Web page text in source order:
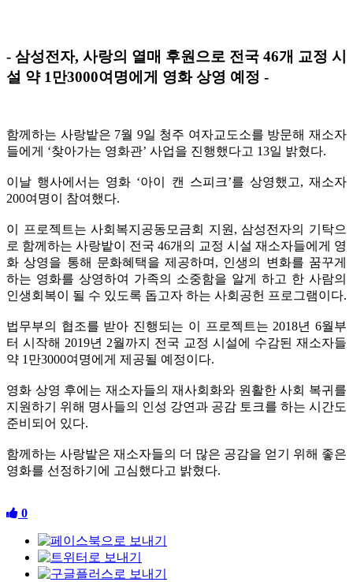
- 삼성전자, 사랑의 열매 후원으로 전국 46개 교정 시
설 약 1만3000여명에게 영화 상영 예정 -
함께하는 사랑밭은 7월 9일 청주 여자교도소를 방문해 재소자
들에게 ‘찾아가는 영화관’ 사업을 진행했다고 13일 밝혔다.
이날 행사에서는 영화 ‘아이 캔 스피크’를 상영했고, 재소자
200여명이 참여했다.
이 프로젝트는 사회복지공동모금회 지원, 삼성전자의 기탁으
로 함께하는 사랑밭이 전국 46개의 교정 시설 재소자들에게 영
화 상영을 통해 문화혜택을 제공하며, 인생의 변화를 꿈꾸게
하는 영화를 상영하여 가족의 소중함을 알게 하고 한 사람의
인생회복이 될 수 있도록 돕고자 하는 사회공헌 프로그램이다.
법무부의 협조를 받아 진행되는 이 프로젝트는 2018년 6월부
터 시작해 2019년 2월까지 전국 교정 시설에 수감된 재소자들
약 1만3000여명에게 제공될 예정이다.
영화 상영 후에는 재소자들의 재사회화와 원활한 사회 복귀를
지원하기 위해 명사들의 인성 강연과 공감 토크를 하는 시간도
준비되어 있다.
함께하는 사랑밭은 재소자들의 더 많은 공감을 얻기 위해 좋은
영화를 선정하기에 고심했다고 밝혔다.
0